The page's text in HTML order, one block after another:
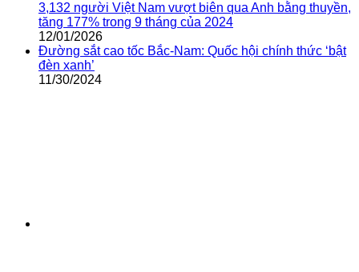
3,132 người Việt Nam vượt biên qua Anh bằng thuyền,
tăng 177% trong 9 tháng của 2024
12/01/2026
Đường sắt cao tốc Bắc-Nam: Quốc hội chính thức ‘bật
đèn xanh’
11/30/2024